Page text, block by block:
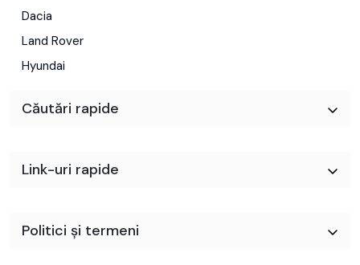
Dacia
Land Rover
Hyundai
Căutări rapide
Link-uri rapide
Politici și termeni